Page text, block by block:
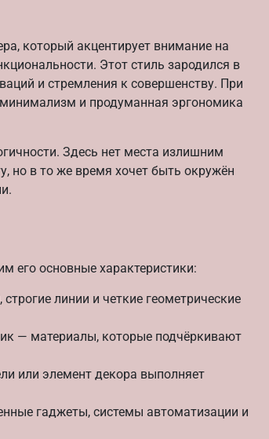
который акцентирует внимание на
Этот стиль зародился в
и стремления к совершенству. При
и продуманная эргономика
Здесь нет места излишним
но в то же время хочет быть окружён
его основные характеристики:
линии и четкие геометрические
— материалы, которые подчёркивают
или элемент декора выполняет
гаджеты, системы автоматизации и